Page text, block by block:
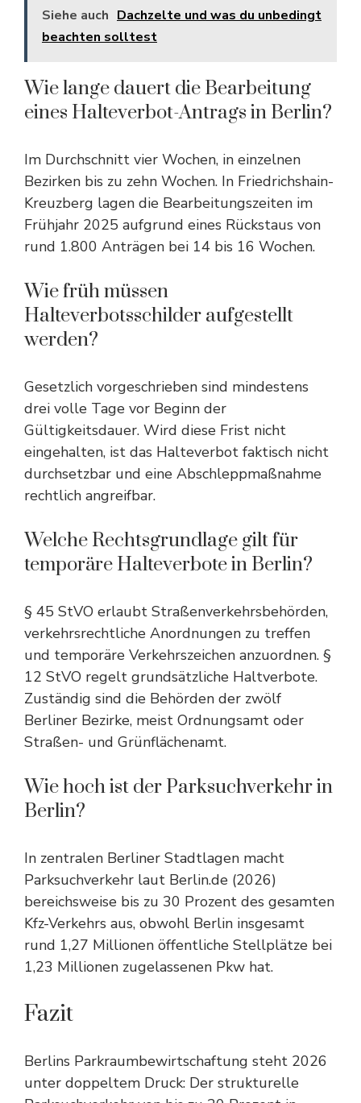
Siehe auch Dachzelte und was du unbedingt
beachten solltest
Wie lange dauert die Bearbeitung
eines Halteverbot-Antrags in Berlin?
Im Durchschnitt vier Wochen, in einzelnen
Bezirken bis zu zehn Wochen. In Friedrichshain-
Kreuzberg lagen die Bearbeitungszeiten im
Frühjahr 2025 aufgrund eines Rückstaus von
rund 1.800 Anträgen bei 14 bis 16 Wochen.
Wie früh müssen
Halteverbotsschilder aufgestellt
werden?
Gesetzlich vorgeschrieben sind mindestens
drei volle Tage vor Beginn der
Gültigkeitsdauer. Wird diese Frist nicht
eingehalten, ist das Halteverbot faktisch nicht
durchsetzbar und eine Abschleppmaßnahme
rechtlich angreifbar.
Welche Rechtsgrundlage gilt für
temporäre Halteverbote in Berlin?
§ 45 StVO erlaubt Straßenverkehrsbehörden,
verkehrsrechtliche Anordnungen zu treffen
und temporäre Verkehrszeichen anzuordnen. §
12 StVO regelt grundsätzliche Haltverbote.
Zuständig sind die Behörden der zwölf
Berliner Bezirke, meist Ordnungsamt oder
Straßen- und Grünflächenamt.
Wie hoch ist der Parksuchverkehr in
Berlin?
In zentralen Berliner Stadtlagen macht
Parksuchverkehr laut Berlin.de (2026)
bereichsweise bis zu 30 Prozent des gesamten
Kfz-Verkehrs aus, obwohl Berlin insgesamt
rund 1,27 Millionen öffentliche Stellplätze bei
1,23 Millionen zugelassenen Pkw hat.
Fazit
Berlins Parkraumbewirtschaftung steht 2026
unter doppeltem Druck: Der strukturelle